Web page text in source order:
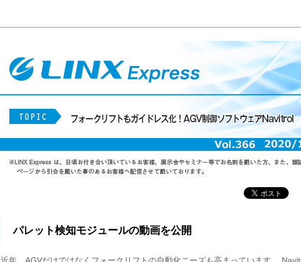
パレット検知モジュールの動画を公開